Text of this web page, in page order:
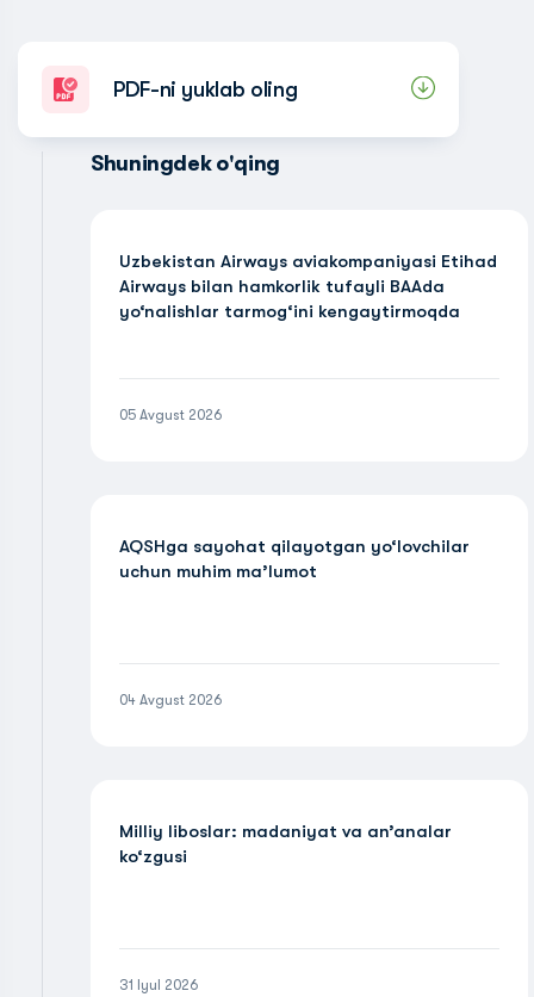
PDF-ni yuklab oling
Shuningdek o'qing
Uzbekistan Airways aviakompaniyasi Etihad
Airways bilan hamkorlik tufayli BAAda
yo‘nalishlar tarmog‘ini kengaytirmoqda
05 Avgust 2026
AQSHga sayohat qilayotgan yo‘lovchilar
uchun muhim ma’lumot
04 Avgust 2026
Milliy liboslar: madaniyat va an’analar
ko‘zgusi
31 Iyul 2026